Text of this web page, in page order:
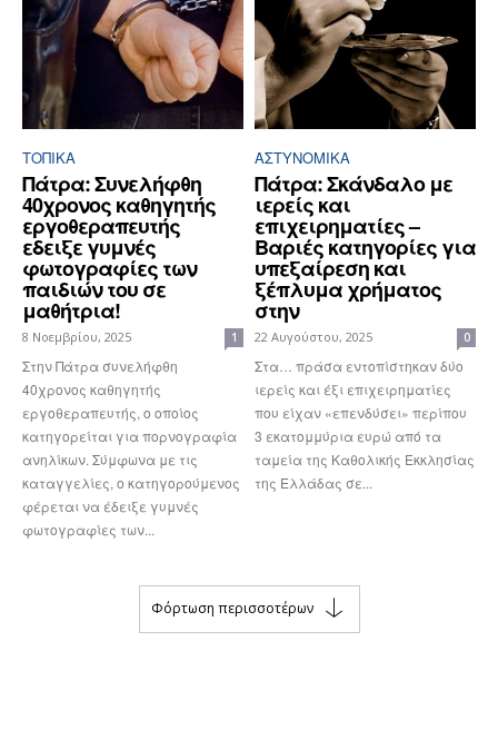
ΤΟΠΙΚΑ
Πάτρα: Συνελήφθη
40χρονος καθηγητής
εργοθεραπευτής
εδειξε γυμνές
φωτογραφίες των
παιδιών του σε
μαθήτρια!
8 Νοεμβρίου, 2025 1
Στην Πάτρα συνελήφθη
40χρονος καθηγητής
εργοθεραπευτής, ο οποίος
κατηγορείται για πορνογραφία
ανηλίκων. Σύμφωνα με τις
καταγγελίες, ο κατηγορούμενος
φέρεται να έδειξε γυμνές
φωτογραφίες των...
ΑΣΤΥΝΟΜΙΚΆ
Πάτρα: Σκάνδαλο με
ιερείς και
επιχειρηματίες –
Βαριές κατηγορίες για
υπεξαίρεση και
ξέπλυμα χρήματος
στην
22 Αυγούστου, 2025 0
Στα… πράσα εντοπίστηκαν δύο
ιερείς και έξι επιχειρηματίες
που είχαν «επενδύσει» περίπου
3 εκατομμύρια ευρώ από τα
ταμεία της Καθολικής Εκκλησίας
της Ελλάδας σε...
Φόρτωση περισσοτέρων